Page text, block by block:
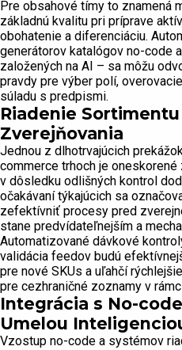
Pre obsahové tímy to znamená
základnú kvalitu pri príprave
obohatenie a diferenciáciu.
generátorov katalógov no-code
založených na AI – sa môžu
pravdy pre výber polí,
súladu s predpismi.
Riadenie
Zverejňovania
Jednou z dlhotrvajúcich
commerce trhoch je
v dôsledku odlišných kontrol
očakávaní týkajúcich sa
zefektívniť procesy pred
stane predvídateľnejším a
Automatizované dávkové
validácia feedov budú
pre nové SKUs a uľahčí
pre cezhraničné zoznamy v
Integrácia s No-
Umelou
Vzostup no-code a systémov